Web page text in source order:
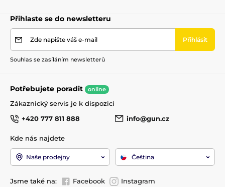
Přihlaste se do newsletteru
Zde napište váš e-mail Přihlásit
Souhlas se zasíláním newsletterů
Potřebujete poradit online
Zákaznický servis je k dispozici
+420 777 811 888
info@gun.cz
Kde nás najdete
Naše prodejny Čeština
Jsme také na: Facebook Instagram